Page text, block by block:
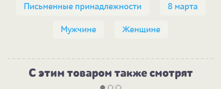
Письменные принадлежности 8 марта
Мужчине Женщине
С этим товаром также смотрят